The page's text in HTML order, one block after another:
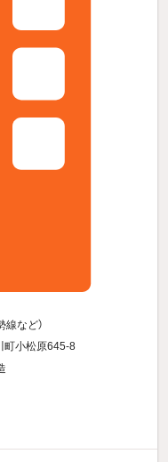
線など）
町小松原645-8